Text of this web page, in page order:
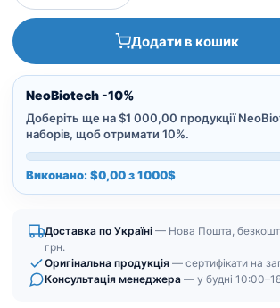
Додати в кошик
NeoBiotech -10%
Доберіть ще на $1 000,00 продукції
наборів, щоб отримати 10%.
Виконано: $0,00 з 1000$
Доставка по Україні — Нова Пошта,
грн.
Оригінальна продукція — сертифікати на
Консультація менеджера — у будні